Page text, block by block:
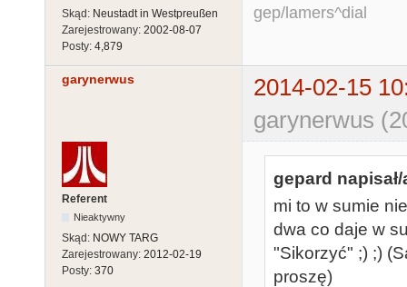
Skąd: Neustadt in Westpreußen
Zarejestrowany: 2002-08-07
Posty: 4,879
gep/lamers^dial
garynerwus
2014-02-15
garynerwus
Referent
Nieaktywny
Skąd: NOWY TARG
Zarejestrowany: 2012-02-19
Posty: 370
gepard napisał/
mi to w sumie
dwa co daje w
"Sikorzyć" ;) ;)
proszę)